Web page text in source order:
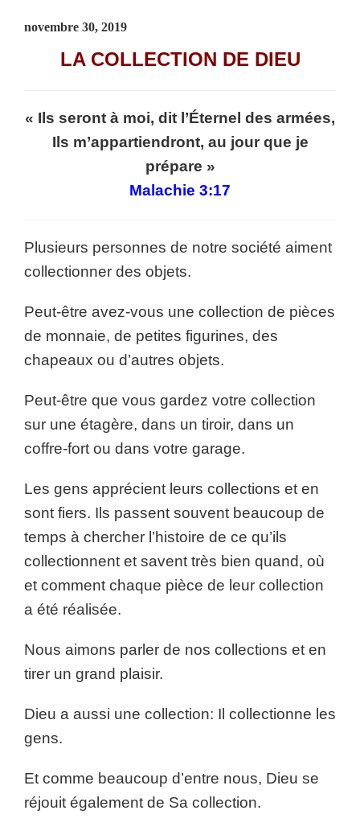
novembre 30, 2019
LA COLLECTION DE DIEU
« Ils seront à moi, dit l’Éternel des armées,
Ils m’appartiendront, au jour que je
prépare »
Malachie 3:17
Plusieurs personnes de notre société aiment
collectionner des objets.
Peut-être avez-vous une collection de pièces
de monnaie, de petites figurines, des
chapeaux ou d’autres objets.
Peut-être que vous gardez votre collection
sur une étagère, dans un tiroir, dans un
coffre-fort ou dans votre garage.
Les gens apprécient leurs collections et en
sont fiers. Ils passent souvent beaucoup de
temps à chercher l’histoire de ce qu’ils
collectionnent et savent très bien quand, où
et comment chaque pièce de leur collection
a été réalisée.
Nous aimons parler de nos collections et en
tirer un grand plaisir.
Dieu a aussi une collection: Il collectionne les
gens.
Et comme beaucoup d’entre nous, Dieu se
réjouit également de Sa collection.